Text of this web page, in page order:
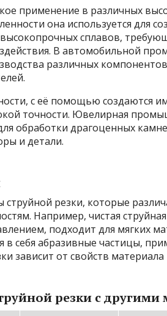
применение в различных
она используется для
сплавов,
В автомобильной
различных
с её помощью создаются
точности. Ювелирная
обработки драгоценных
и детали.
резки, которые
Например, чистая
подходит для мягких
себя абразивные частицы,
зависит от свойств
резки с другими